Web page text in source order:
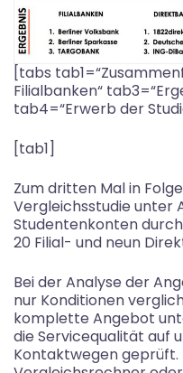
[tabs
Filialbanken“
tab4=“Erwerb der
[tab1]
Zum dritten Mal in
Vergleichsstudie unter
Studentenkonten
20 Filial- und neun
Bei der Analyse der
nur Konditionen
komplette Angebot
die Servicequalität auf
Kontaktwegen geprüft.